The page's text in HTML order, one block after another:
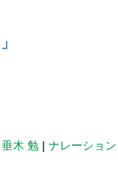
垂木 勉 | ナレーション